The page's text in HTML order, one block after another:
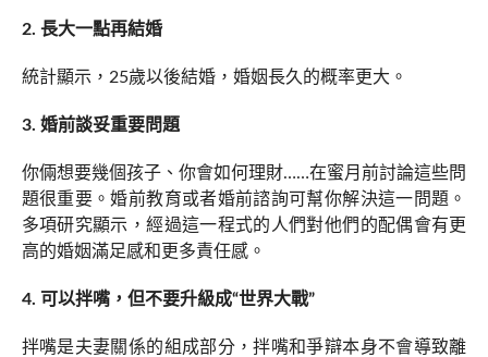
2. 長大一點再結婚
統計顯示，25歲以後結婚，婚姻長久的概率更大。
3. 婚前談妥重要問題
你倆想要幾個孩子、你會如何理財……在蜜月前討論這些問
題很重要。婚前教育或者婚前諮詢可幫你解決這一問題。
多項研究顯示，經過這一程式的人們對他們的配偶會有更
高的婚姻滿足感和更多責任感。
4. 可以拌嘴，但不要升級成“世界大戰”
拌嘴是夫妻關係的組成部分，拌嘴和爭辯本身不會導致離